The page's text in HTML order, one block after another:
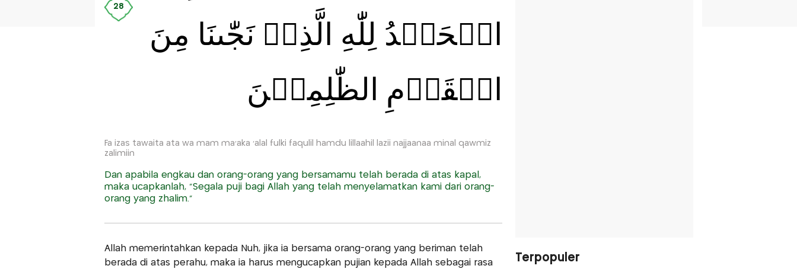
28
الۡحَمۡدُ لِلّٰهِ الَّذِىۡ نَجّٰٮنَا مِنَ
الۡقَوۡمِ الظّٰلِمِيۡنَ
Fa izas tawaita ata wa mam ma'aka 'alal fulki faqulil hamdu lillaahil lazii najjaanaa minal qawmiz
zalimiin
Dan apabila engkau dan orang-orang yang bersamamu telah berada di atas kapal,
maka ucapkanlah, “Segala puji bagi Allah yang telah menyelamatkan kami dari orang-
orang yang zhalim.”
Allah memerintahkan kepada Nuh, jika ia bersama orang-orang yang beriman telah
berada di atas perahu, maka ia harus mengucapkan pujian kepada Allah sebagai rasa
Terpopuler